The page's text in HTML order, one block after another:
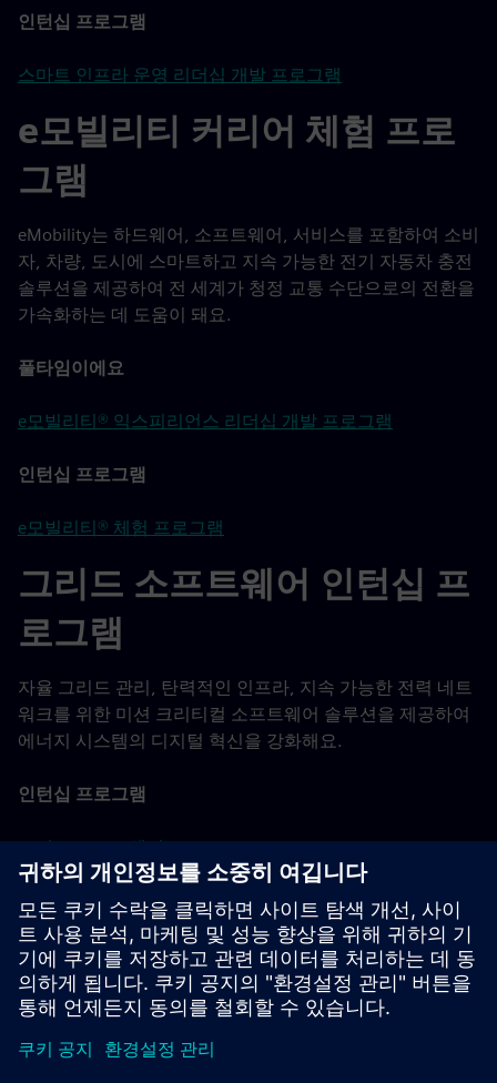
인턴십 프로그램
스마트 인프라 운영 리더십 개발 프로그램
e모빌리티 커리어 체험 프로
그램
eMobility는 하드웨어, 소프트웨어, 서비스를 포함하여 소비
자, 차량, 도시에 스마트하고 지속 가능한 전기 자동차 충전
솔루션을 제공하여 전 세계가 청정 교통 수단으로의 전환을
가속화하는 데 도움이 돼요.
풀타임이에요
e모빌리티® 익스피리언스 리더십 개발 프로그램
인턴십 프로그램
e모빌리티® 체험 프로그램
그리드 소프트웨어 인턴십 프
로그램
자율 그리드 관리, 탄력적인 인프라, 지속 가능한 전력 네트
워크를 위한 미션 크리티컬 소프트웨어 솔루션을 제공하여
에너지 시스템의 디지털 혁신을 강화해요.
인턴십 프로그램
그리드 소프트웨어
학생 및 얼리 커리어 탤런트 프로그램으로 돌아가기